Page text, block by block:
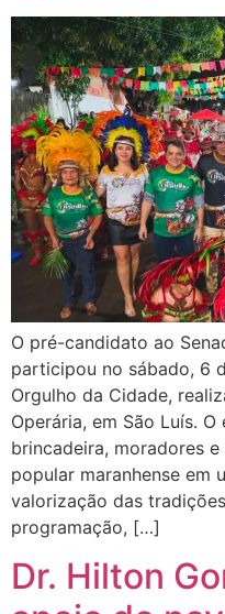
O pré-candidato ao
participou no sábado, 6
Orgulho da Cidade,
Operária, em São Luís.
brincadeira, moradores
popular maranhense em
valorização das
programação, […]
Dr. Hilton